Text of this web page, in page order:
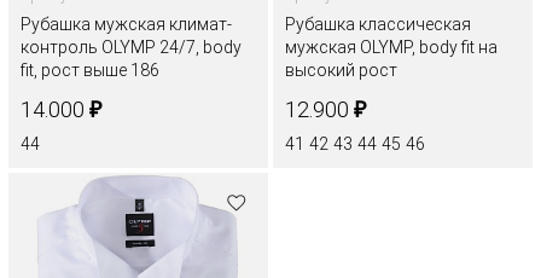
Рубашка мужская климат-
контроль OLYMP 24/7, body
fit, рост выше 186
14.000 ₽
44
Рубашка классическая
мужская OLYMP, body fit на
высокий рост
12.900 ₽
41 42 43 44 45 46